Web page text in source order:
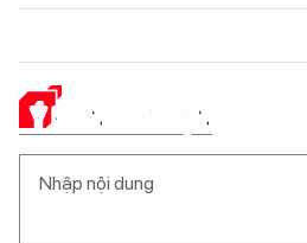
Ý KIẾN CỦA BẠN